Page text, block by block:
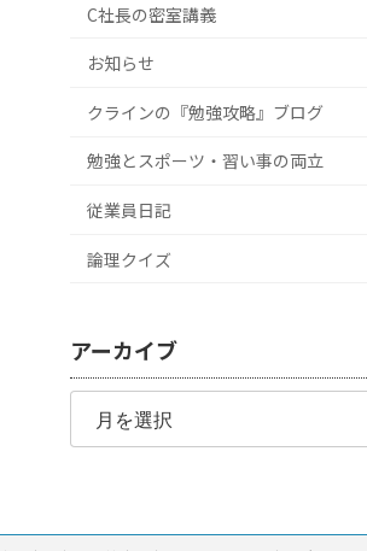
C社長の密室講義
お知らせ
クラインの『勉強攻略』ブログ
勉強とスポーツ・習い事の両立
従業員日記
論理クイズ
アーカイブ
ア
カ